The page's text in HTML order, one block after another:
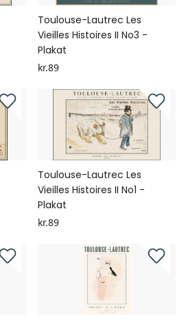
Toulouse-Lautrec Les
Vieilles Histoires II No3 -
Plakat
kr.89
Toulouse-Lautrec Les
Vieilles Histoires II No1 -
Plakat
kr.89